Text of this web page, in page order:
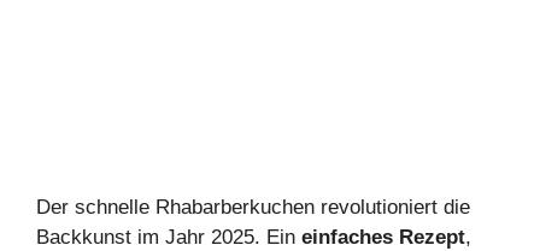
Der schnelle Rhabarberkuchen revolutioniert die
Backkunst im Jahr 2025. Ein einfaches Rezept,